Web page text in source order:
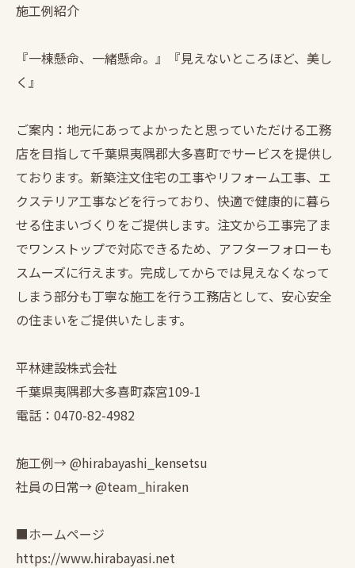
施工例紹介
『一棟懸命、一緒懸命。』『見えないところほど、美し
く』
ご案内：地元にあってよかったと思っていただける工務
店を目指して千葉県夷隅郡大多喜町でサービスを提供し
ております。新築注文住宅の工事やリフォーム工事、エ
クステリア工事などを行っており、快適で健康的に暮ら
せる住まいづくりをご提供します。注文から工事完了ま
でワンストップで対応できるため、アフターフォローも
スムーズに行えます。完成してからでは見えなくなって
しまう部分も丁寧な施工を行う工務店として、安心安全
の住まいをご提供いたします。
平林建設株式会社
千葉県夷隅郡大多喜町森宮109-1
電話：0470-82-4982
施工例→ @hirabayashi_kensetsu
社員の日常→ @team_hiraken
■ホームページ
https://www.hirabayasi.net